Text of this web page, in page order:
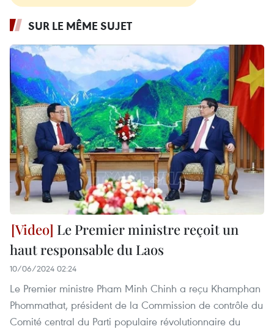
SUR LE MÊME SUJET
Le Premier ministre reçoit un
haut responsable du Laos
10/06/2024 02:24
Le Premier ministre Pham Minh Chinh a reçu Khamphan
Phommathat, président de la Commission de contrôle du
Comité central du Parti populaire révolutionnaire du